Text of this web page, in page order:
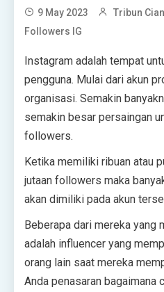
9 May 2023 Tribun
Followers IG
Instagram adalah tempat
pengguna. Mulai dari akun
organisasi. Semakin
semakin besar persaingan
followers.
Ketika memiliki ribuan atau
jutaan followers maka
akan dimiliki pada akun
Beberapa dari mereka
adalah influencer yang
orang lain saat mereka
Anda penasaran bagaimana